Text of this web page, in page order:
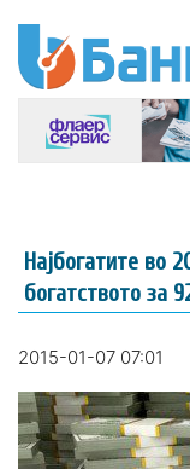
Најбогатите во
богатството за
2015-01-07 07:01